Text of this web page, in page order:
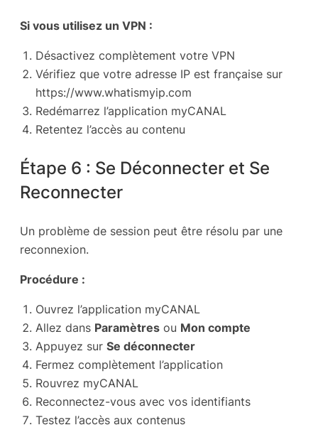
Si vous utilisez un VPN :
Désactivez complètement votre VPN
Vérifiez que votre adresse IP est française sur
https://www.whatismyip.com
Redémarrez l’application myCANAL
Retentez l’accès au contenu
Étape 6 : Se Déconnecter et Se
Reconnecter
Un problème de session peut être résolu par une
reconnexion.
Procédure :
Ouvrez l’application myCANAL
Allez dans Paramètres ou Mon compte
Appuyez sur Se déconnecter
Fermez complètement l’application
Rouvrez myCANAL
Reconnectez-vous avec vos identifiants
Testez l’accès aux contenus